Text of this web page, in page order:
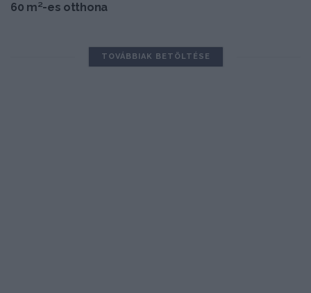
60 m²-es otthona
TOVÁBBIAK BETÖLTÉSE